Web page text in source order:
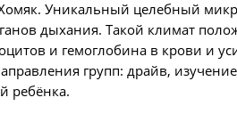
Уникальный целебный
дыхания. Такой климат
и гемоглобина в крови и
групп: драйв,
ребёнка.